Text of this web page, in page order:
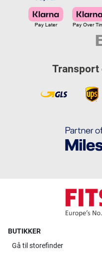
BUTIKKER
Gå til storefinder